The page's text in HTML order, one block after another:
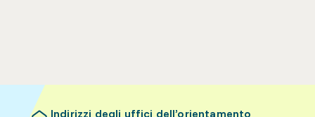
Indirizzi degli uffici dell’orientamento